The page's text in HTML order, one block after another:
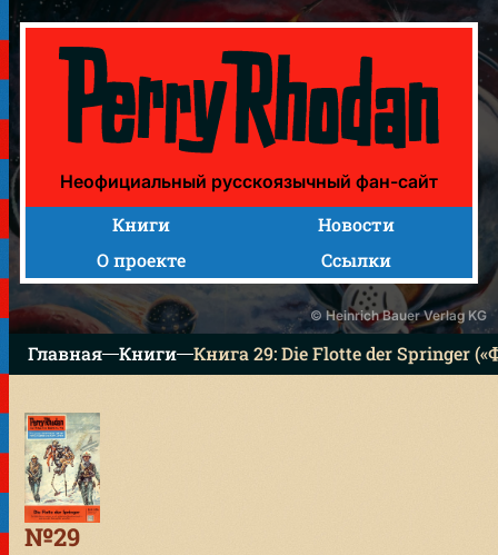
Книга 29: Die Flotte der Springer («Флот прыгунов»)
Неофициальный русскоязычный фан-сайт
Книги
Новости
О проекте
Ссылки
© Heinrich Bauer Verlag KG
Главная Книги Книга 29: Die Flotte der Springer
№29